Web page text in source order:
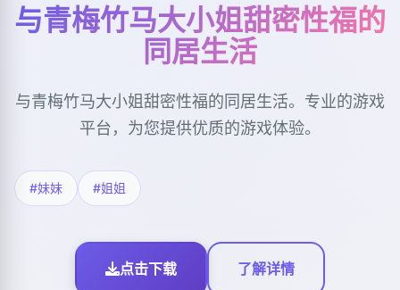
与青梅竹马大小姐甜密性福的
同居生活
与青梅竹马大小姐甜密性福的同居生活。专业的游戏
平台，为您提供优质的游戏体验。
#妹妹 #姐姐
点击下载 了解详情